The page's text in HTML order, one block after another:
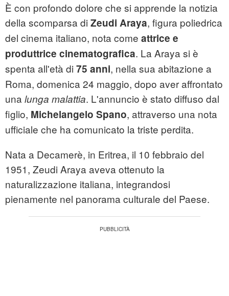
È con profondo dolore che si apprende la notizia
della scomparsa di Zeudi Araya, figura poliedrica
del cinema italiano, nota come attrice e
produttrice cinematografica. La Araya si è
spenta all'età di 75 anni, nella sua abitazione a
Roma, domenica 24 maggio, dopo aver affrontato
una lunga malattia. L'annuncio è stato diffuso dal
figlio, Michelangelo Spano, attraverso una nota
ufficiale che ha comunicato la triste perdita.
Nata a Decamerè, in Eritrea, il 10 febbraio del
1951, Zeudi Araya aveva ottenuto la
naturalizzazione italiana, integrandosi
pienamente nel panorama culturale del Paese.